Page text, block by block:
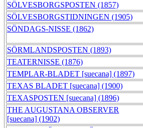
SÖLVESBORGSPOSTEN (1857)
SÖLVESBORGSTIDNINGEN (1905)
SÖNDAGS-NISSE (1862)
SÖRMLANDSPOSTEN (1893)
TEATERNISSE (1876)
TEMPLAR-BLADET [suecana] (1897)
TEXAS BLADET [suecana] (1900)
TEXASPOSTEN [suecana] (1896)
THE AUGUSTANA OBSERVER
[suecana] (1902)